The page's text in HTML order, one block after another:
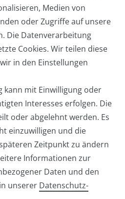
/ Laptoptasche /
Groß
*
Widerrufs­formular
Medien von
oder Zugriffe auf unsere
Die Datenverarbeitung
Cookies. Wir teilen diese
in den Einstellungen
kann mit Einwilligung oder
Interesses erfolgen. Die
oder abgelehnt werden. Es
einzuwilligen und die
Zeitpunkt zu ändern
Informationen zur
Daten und den
unserer Daten­schutz­